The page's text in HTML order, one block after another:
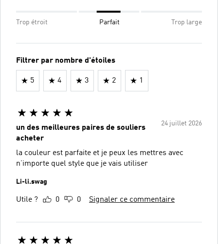
Trop étroit Parfait Trop large
Filtrer par nombre d'étoiles
5 4 3 2 1
24 juillet 2026
un des meilleures paires de souliers
acheter
la couleur est parfaite et je peux les mettres avec
n’importe quel style que je vais utiliser
Li-li.swag
Utile ? 0 0 Signaler ce commentaire